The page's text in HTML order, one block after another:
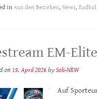
inAus den Bezirken, News,
EM-
on15. April 2026 bySoli-NRW
Auf